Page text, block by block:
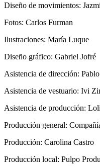
Diseño de movimientos:
Fotos: Carlos Furman
Ilustraciones: María Luque
Diseño gráfico: Gabriel Jofré
Asistencia de dirección:
Asistencia de vestuario: Ivi
Asistencia de producción:
Producción general:
Producción: Carolina Castro
Producción local: Pulpo